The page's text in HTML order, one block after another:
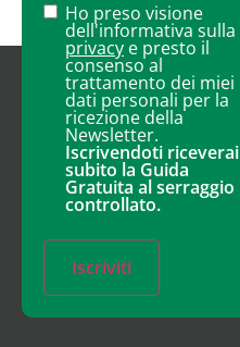
Ho preso visione
dell'informativa sulla
privacy e presto il
consenso al
trattamento dei miei
dati personali per la
ricezione della
Newsletter.
Iscrivendoti riceverai
subito la Guida
Gratuita al serraggio
controllato.
Iscriviti